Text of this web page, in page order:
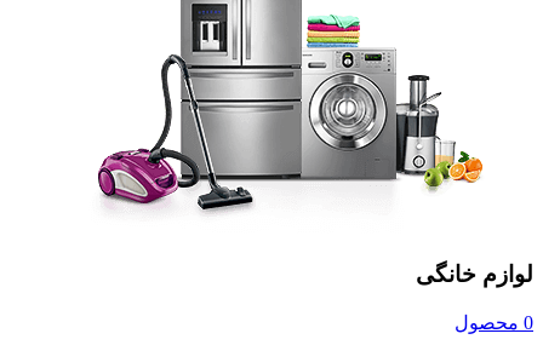
لوازم خانگی
0 محصول